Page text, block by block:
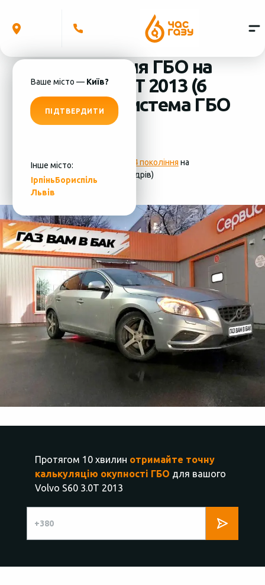
Ваше місто — Київ?
ПІДТВЕРДИТИ
Інше місто:
ІрпіньБориспіль
Львів
Встановлення ГБО на
Volvo S60 3.0T 2013 (6
циліндрів) система ГБО
- Lovato
Фотографії установки ГБО 4 покоління на
Volvo S60 3.0T 2013 (6 циліндрів)
Протягом 10 хвилин отримайте точну
калькуляцію окупності ГБО для вашого
Volvo S60 3.0T 2013